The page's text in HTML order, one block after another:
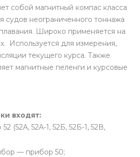
собой магнитный компас класса
судов неограниченного тоннажа
Широко применяется на
Используется для измерения,
текущего курса. Также
магнитные пеленги и курсовые
входят:
(52А, 52А-1, 52Б, 52Б-1, 52В,
— прибор 50;